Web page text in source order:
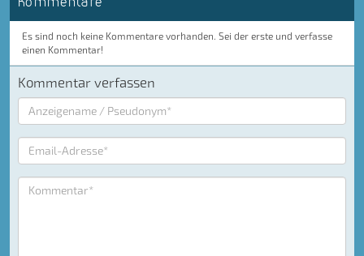
Es sind noch keine Kommentare vorhanden. Sei der erste und verfasse
einen Kommentar!
Kommentar verfassen